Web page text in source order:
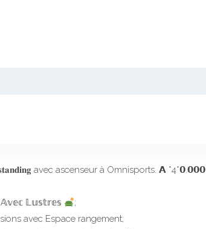
avec ascenseur à Omnisports. 𝗔
𝕃𝕦𝕤𝕥𝕣𝕖𝕤
;
avec Espace rangement;